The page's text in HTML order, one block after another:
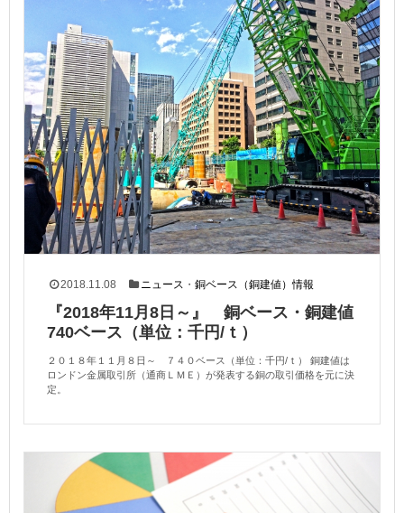
2018.11.08 ニュース ・銅ベース（銅建値）情報
『2018年11月8日～』 銅ベース・銅建値
740ベース（単位：千円/ｔ）
２０１８年１１月８日～ ７４０ベース（単位：千円/ｔ） 銅建値は
ロンドン金属取引所（通商ＬＭＥ）が発表する銅の取引価格を元に決
定。